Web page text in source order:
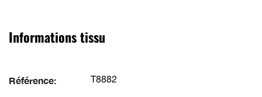
Informations tissu
Référence: T8882